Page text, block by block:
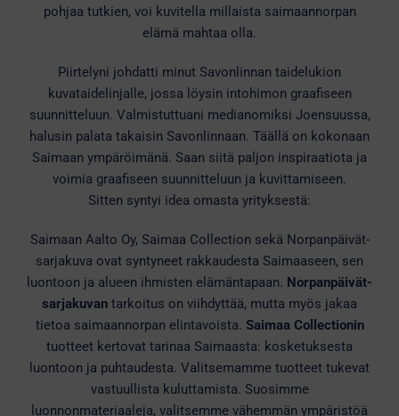
pohjaa tutkien, voi kuvitella millaista saimaannorpan
elämä mahtaa olla.
Piirtelyni johdatti minut Savonlinnan taidelukion
kuvataidelinjalle, jossa löysin intohimon graafiseen
suunnitteluun. Valmistuttuani medianomiksi Joensuussa,
halusin palata takaisin Savonlinnaan. Täällä on kokonaan
Saimaan ympäröimänä. Saan siitä paljon inspiraatiota ja
voimia graafiseen suunnitteluun ja kuvittamiseen.
Sitten syntyi idea omasta yrityksestä:
Saimaan Aalto Oy, Saimaa Collection sekä Norpanpäivät-
sarjakuva ovat syntyneet rakkaudesta Saimaaseen, sen
luontoon ja alueen ihmisten elämäntapaan. Norpanpäivät-
sarjakuvan tarkoitus on viihdyttää, mutta myös jakaa
tietoa saimaannorpan elintavoista. Saimaa Collectionin
tuotteet kertovat tarinaa Saimaasta: kosketuksesta
luontoon ja puhtaudesta. Valitsemamme tuotteet tukevat
vastuullista kuluttamista. Suosimme
luonnonmateriaaleja, valitsemme vähemmän ympäristöä